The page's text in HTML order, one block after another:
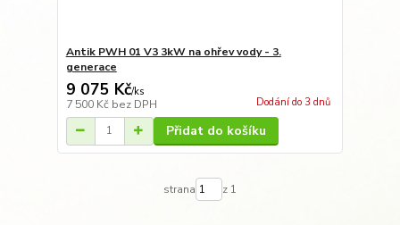
Antik PWH 01 V3 3kW na ohřev vody - 3.
generace
9 075 Kč/ks
7 500 Kč bez DPH Dodání do 3 dnů
Přidat do košíku
strana z 1